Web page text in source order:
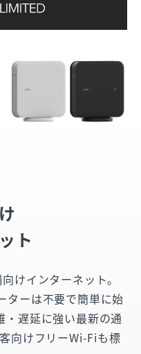
ト
けインターネット。
ターは不要で簡単に始
・遅延に強い最新の通
向けフリーWi-Fiも標